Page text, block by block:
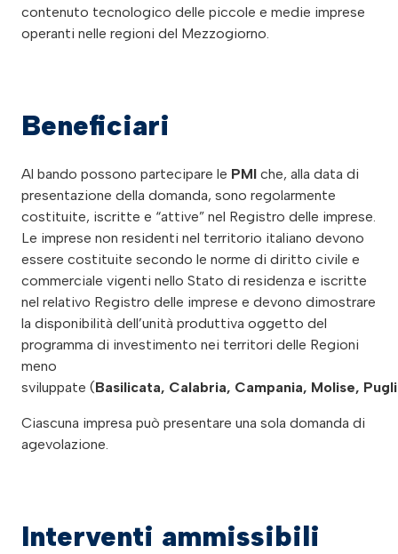
contenuto tecnologico delle piccole e medie imprese
operanti nelle regioni del Mezzogiorno.
Beneficiari
Al bando possono partecipare le PMI che, alla data di
presentazione della domanda, sono regolarmente
costituite, iscritte e “attive” nel Registro delle imprese.
Le imprese non residenti nel territorio italiano devono
essere costituite secondo le norme di diritto civile e
commerciale vigenti nello Stato di residenza e iscritte
nel relativo Registro delle imprese e devono dimostrare
la disponibilità dell’unità produttiva oggetto del
programma di investimento nei territori delle Regioni
meno
sviluppate (Basilicata, Calabria, Campania, Molise,
Ciascuna impresa può presentare una sola domanda di
agevolazione.
Interventi ammissibili